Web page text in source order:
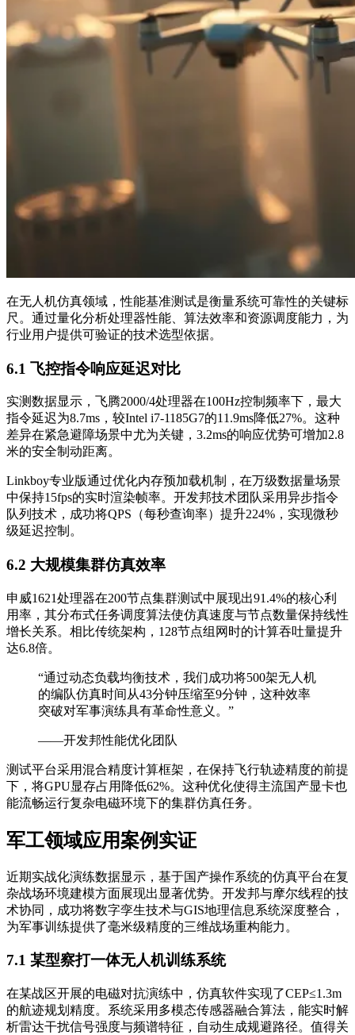
在无人机仿真领域，性能基准测试是衡量系统可靠性的关键标
尺。通过量化分析处理器性能、算法效率和资源调度能力，为
行业用户提供可验证的技术选型依据。
6.1 飞控指令响应延迟对比
实测数据显示，飞腾2000/4处理器在100Hz控制频率下，最大
指令延迟为8.7ms，较Intel i7-1185G7的11.9ms降低27%。这种
差异在紧急避障场景中尤为关键，3.2ms的响应优势可增加2.8
米的安全制动距离。
Linkboy专业版通过优化内存预加载机制，在万级数据量场景
中保持15fps的实时渲染帧率。开发邦技术团队采用异步指令
队列技术，成功将QPS（每秒查询率）提升224%，实现微秒
级延迟控制。
6.2 大规模集群仿真效率
申威1621处理器在200节点集群测试中展现出91.4%的核心利
用率，其分布式任务调度算法使仿真速度与节点数量保持线性
增长关系。相比传统架构，128节点组网时的计算吞吐量提升
达6.8倍。
“通过动态负载均衡技术，我们成功将500架无人机
的编队仿真时间从43分钟压缩至9分钟，这种效率
突破对军事演练具有革命性意义。”
——开发邦性能优化团队
测试平台采用混合精度计算框架，在保持飞行轨迹精度的前提
下，将GPU显存占用降低62%。这种优化使得主流国产显卡也
能流畅运行复杂电磁环境下的集群仿真任务。
军工领域应用案例实证
近期实战化演练数据显示，基于国产操作系统的仿真平台在复
杂战场环境建模方面展现出显著优势。开发邦与摩尔线程的技
术协同，成功将数字孪生技术与GIS地理信息系统深度整合，
为军事训练提供了毫米级精度的三维战场重构能力。
7.1 某型察打一体无人机训练系统
在某战区开展的电磁对抗演练中，仿真软件实现了CEP≤1.3m
的航迹规划精度。系统采用多模态传感器融合算法，能实时解
析雷达干扰信号强度与频谱特征，自动生成规避路径。值得关